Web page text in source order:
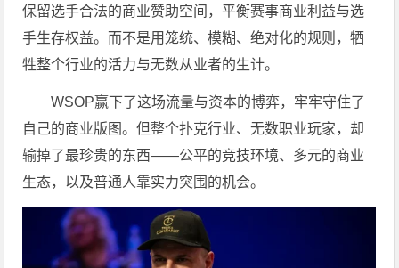
保留选手合法的商业赞助空间，平衡赛事商业利益与选
手生存权益。而不是用笼统、模糊、绝对化的规则，牺
牲整个行业的活力与无数从业者的生计。
WSOP赢下了这场流量与资本的博弈，牢牢守住了
自己的商业版图。但整个扑克行业、无数职业玩家，却
输掉了最珍贵的东西——公平的竞技环境、多元的商业
生态，以及普通人靠实力突围的机会。